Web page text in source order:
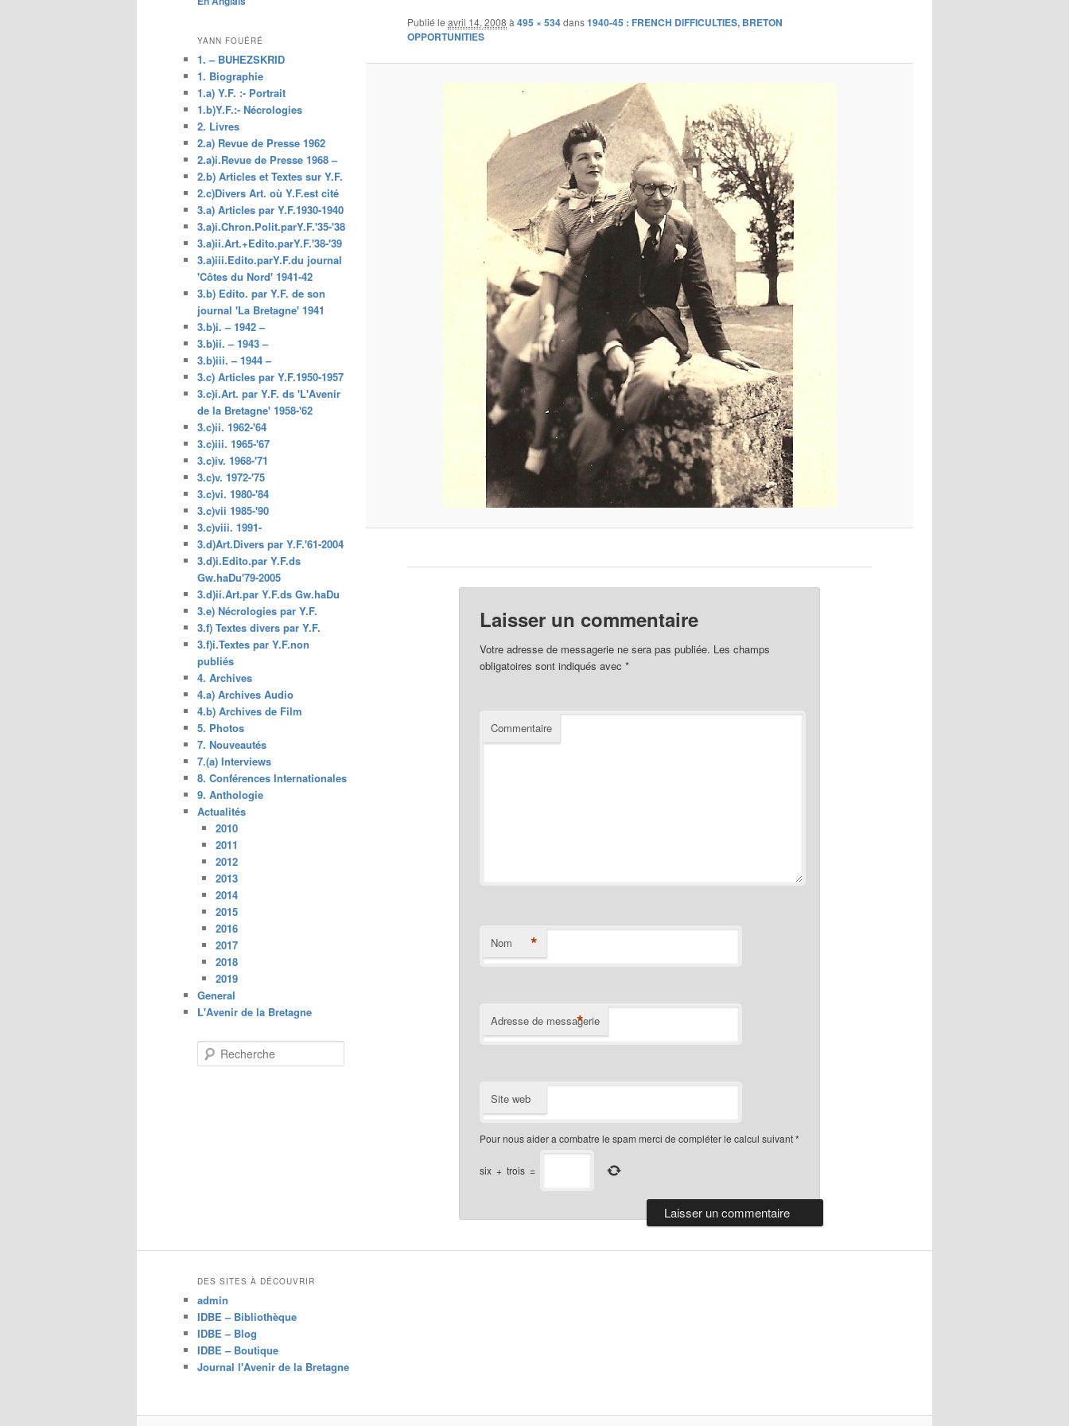
principal
Publié le avril 14, 2008 à 495 × 534dans1940-45 : FRENCH DIFFICULTIES, BRETON
OPPORTUNITIES
Laisser un commentaire
Votre adresse de messagerie ne sera pas publiée. Les champs
obligatoires sont indiqués avec *
Commentaire
Nom *
Adresse de messagerie
*
Site web
Pour nous aider a combatre le spam merci de compléter le calcul suivant*
six + trois =
YANN FOUÉRÉ
1. – BUHEZSKRID
1. Biographie
1.a) Y.F. :- Portrait
1.b)Y.F.:- Nécrologies
2. Livres
2.a) Revue de Presse 1962
2.a)i.Revue de Presse 1968 –
2.b) Articles et Textes sur Y.F.
2.c)Divers Art. où Y.F.est cité
3.a) Articles par Y.F.1930-1940
3.a)i.Chron.Polit.parY.F.'35-'38
3.a)ii.Art.+Edito.parY.F.'38-'39
3.a)iii.Edito.parY.F.du journal
'Côtes du Nord' 1941-42
3.b) Edito. par Y.F. de son
journal 'La Bretagne' 1941
3.b)i. – 1942 –
3.b)ii. – 1943 –
3.b)iii. – 1944 –
3.c) Articles par Y.F.1950-1957
3.c)i.Art. par Y.F. ds 'L'Avenir
de la Bretagne' 1958-'62
3.c)ii. 1962-'64
3.c)iii. 1965-'67
3.c)iv. 1968-'71
3.c)v. 1972-'75
3.c)vi. 1980-'84
3.c)vii 1985-'90
3.c)viii. 1991-
3.d)Art.Divers par Y.F.'61-2004
3.d)i.Edito.par Y.F.ds
Gw.haDu'79-2005
3.d)ii.Art.par Y.F.ds Gw.haDu
3.e) Nécrologies par Y.F.
3.f) Textes divers par Y.F.
3.f)i.Textes par Y.F.non
publiés
4. Archives
4.a) Archives Audio
4.b) Archives de Film
5. Photos
7. Nouveautés
7.(a) Interviews
8. Conférences Internationales
9. Anthologie
Actualités
2010
2011
2012
2013
2014
2015
2016
2017
2018
2019
General
L'Avenir de la Bretagne
e
DES SITES À DÉCOUVRIR
admin
IDBE – Bibliothèque
IDBE – Blog
IDBE – Boutique
Journal l'Avenir de la Bretagne